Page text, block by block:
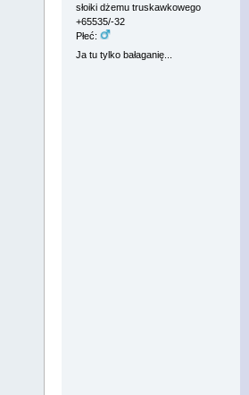
słoiki dżemu truskawkowego
+65535/-32
Płeć:
Ja tu tylko bałaganię...